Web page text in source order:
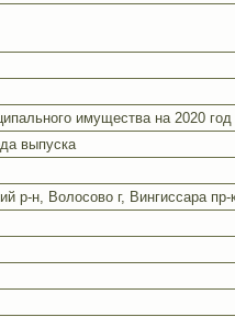
имущества на 2020 год
выпуска
р-н, Волосово г, Вингиссара пр-